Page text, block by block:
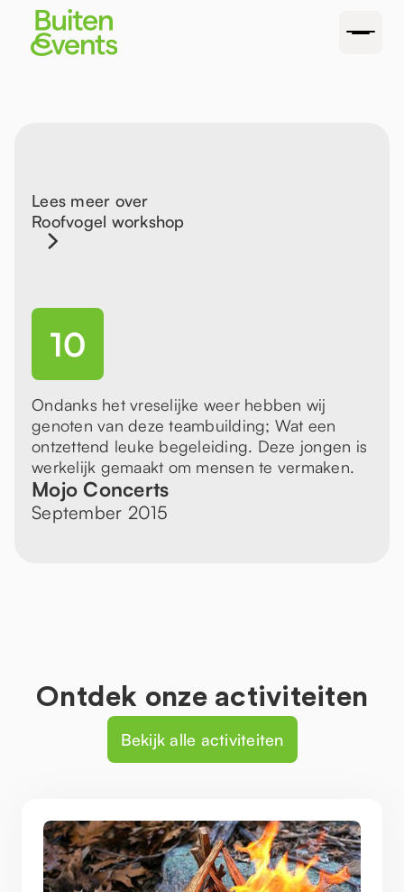
Lees meer over
Roofvogel workshop
10
Ondanks het vreselijke weer hebben wij
genoten van deze teambuilding; Wat een
ontzettend leuke begeleiding. Deze jongen is
werkelijk gemaakt om mensen te vermaken.
Mojo Concerts
September 2015
Ontdek onze activiteiten
Bekijk alle activiteiten